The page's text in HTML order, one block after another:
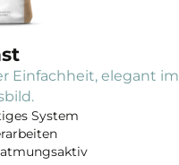
Einfachheit, elegant im
System